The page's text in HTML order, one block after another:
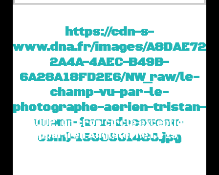
https://cdn-s-
www.dna.fr/images/
2A4A-4AEC-B49B-
6A28A18FD2E6/NW_raw/le-
champ-vu-par-le-
photographe-aerien-tristan-
vuano-(avuedecoucou-
com)-1560501480.jpg
En 2002, un crop circle exceptionnel
est apparu en Angleterre.Le 15 août